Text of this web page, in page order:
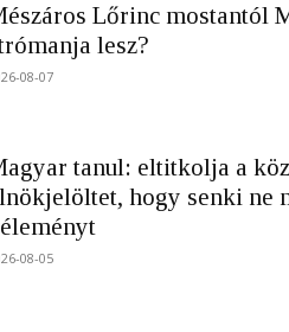
Lőrinc mostantól
lesz?
08-07
tanul: eltitkolja a
hogy senki ne
08-05